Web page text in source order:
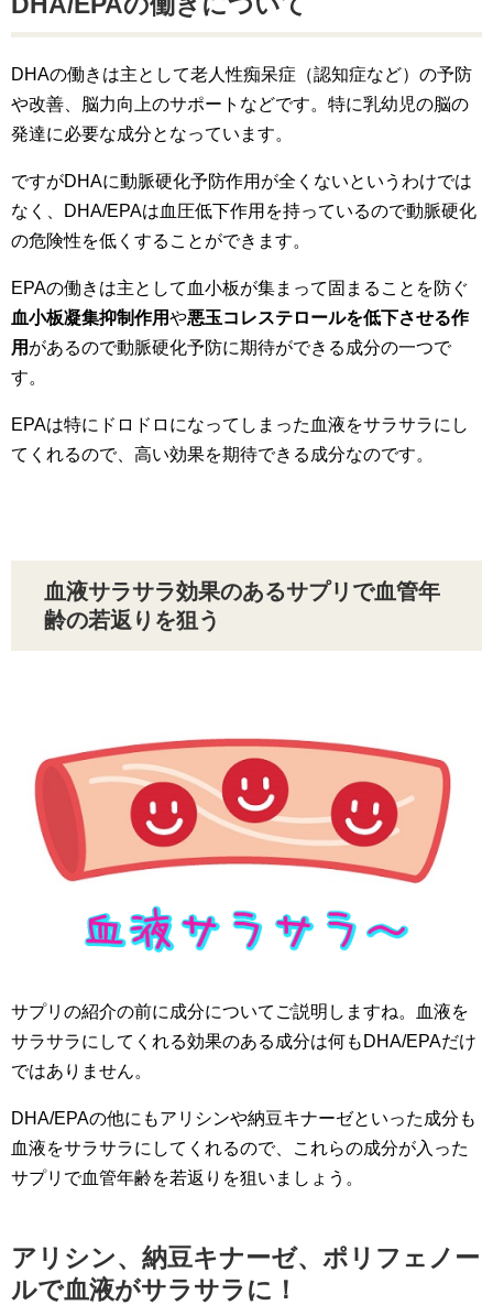
DHAの働きは主として老人性痴呆症（認知症など）の予防
や改善、脳力向上のサポートなどです。特に乳幼児の脳の
発達に必要な成分となっています。
ですがDHAに動脈硬化予防作用が全くないというわけでは
なく、DHA/EPAは血圧低下作用を持っているので動脈硬化
の危険性を低くすることができます。
EPAの働きは主として血小板が集まって固まることを防ぐ
血小板凝集抑制作用や悪玉コレステロールを低下させる作
用 があるので動脈硬化予防に期待ができる成分の一つで
す。
EPAは特にドロドロになってしまった血液をサラサラにし
てくれるので、高い効果を期待できる成分なのです。
血液サラサラ効果のあるサプリで血管年
齢の若返りを狙う
サプリの紹介の前に成分についてご説明しますね。血液を
サラサラにしてくれる効果のある成分は何もDHA/EPAだけ
ではありません。
DHA/EPAの他にもアリシンや納豆キナーゼといった成分も
血液をサラサラにしてくれるので、これらの成分が入った
サプリで血管年齢を若返りを狙いましょう。
アリシン、納豆キナーゼ、ポリフェノー
ルで血液がサラサラに！